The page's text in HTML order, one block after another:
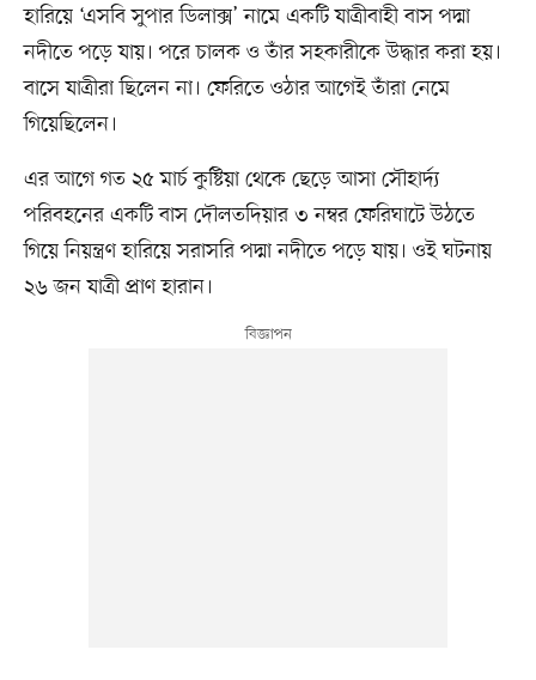
হারিয়ে ‘এসবি সুপার ডিলাক্স’ নামে একটি যাত্রীবাহী বাস পদ্মা
নদীতে পড়ে যায়। পরে চালক ও তাঁর সহকারীকে উদ্ধার করা হয়।
বাসে যাত্রীরা ছিলেন না। ফেরিতে ওঠার আগেই তাঁরা নেমে
গিয়েছিলেন।
এর আগে গত ২৫ মার্চ কুষ্টিয়া থেকে ছেড়ে আসা সৌহার্দ্য
পরিবহনের একটি বাস দৌলতদিয়ার ৩ নম্বর ফেরিঘাটে উঠতে
গিয়ে নিয়ন্ত্রণ হারিয়ে সরাসরি পদ্মা নদীতে পড়ে যায়। ওই ঘটনায়
২৬ জন যাত্রী প্রাণ হারান।